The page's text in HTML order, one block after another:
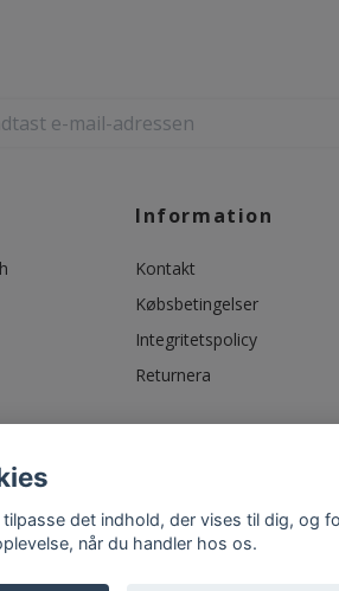
Information
Kontakt
Købsbetingelser
Integritetspolicy
Returnera
det indhold, der vises til dig, og
når du handler hos os.